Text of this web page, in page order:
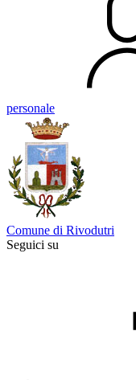
personale
Comune di Rivodutri
Seguici su